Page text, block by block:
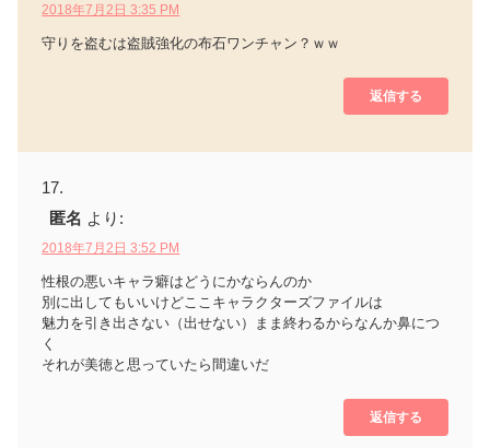
2018年7月2日 3:35 PM
守りを盗むは盗賊強化の布石ワンチャン？ｗｗ
返信する
匿名 より:
2018年7月2日 3:52 PM
性根の悪いキャラ癖はどうにかならんのか
別に出してもいいけどここキャラクターズファイルは
魅力を引き出さない（出せない）まま終わるからなんか鼻につ
く
それが美徳と思っていたら間違いだ
返信する